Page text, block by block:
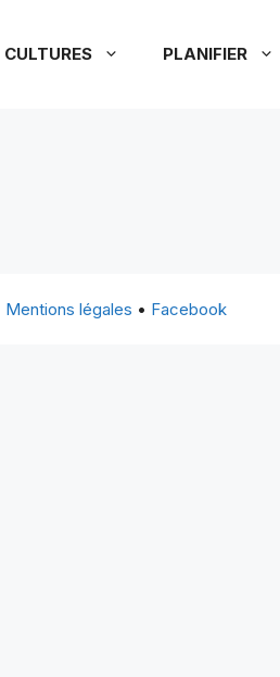
CULTURES PLANIFIER
Mentions légales • Facebook